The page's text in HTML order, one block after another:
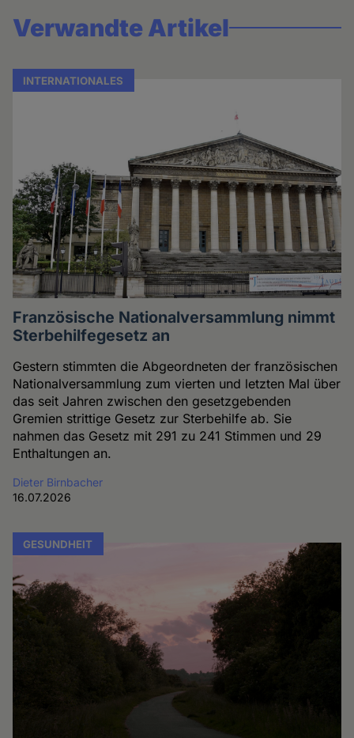
Verwandte Artikel
INTERNATIONALES
Französische Nationalversammlung nimmt
Sterbehilfegesetz an
Gestern stimmten die Abgeordneten der französischen
Nationalversammlung zum vierten und letzten Mal über
das seit Jahren zwischen den gesetzgebenden
Gremien strittige Gesetz zur Sterbehilfe ab. Sie
nahmen das Gesetz mit 291 zu 241 Stimmen und 29
Enthaltungen an.
Dieter Birnbacher
16.07.2026
GESUNDHEIT